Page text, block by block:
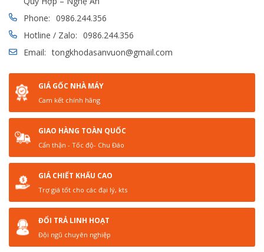
Phone: 0986.244.356
Hotline / Zalo: 0986.244.356
Email: tongkhodasanvuon@gmail.com
GIÁ GỐC NHÀ MÁY
Cam kết chính hãng
GIAO HÀNG TOÀN QUỐC
Cẩn thận - Tốc độ- Chu Đáo
GIÁ CHIẾT KHẤU CAO
Trợ giá tốt cho các đại lý, kts
ĐỔI TRẢ LINH HOẠT
Đội ngũ chuyên nghiệp